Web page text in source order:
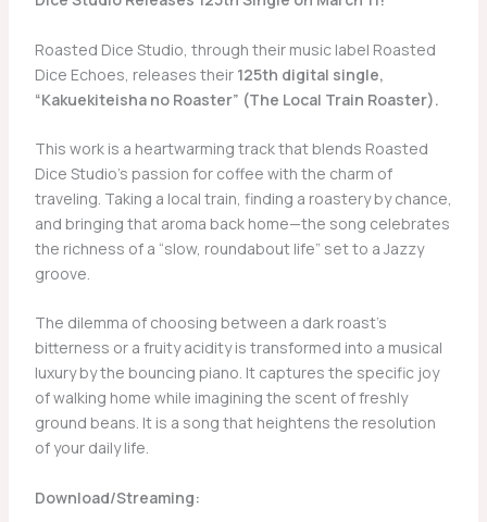
​Roasted Dice Studio, through their music label Roasted
Dice Echoes, releases their 125th digital single,
“Kakuekiteisha no Roaster” (The Local Train Roaster).
​This work is a heartwarming track that blends Roasted
Dice Studio’s passion for coffee with the charm of
traveling. Taking a local train, finding a roastery by chance,
and bringing that aroma back home—the song celebrates
the richness of a “slow, roundabout life” set to a Jazzy
groove.
​The dilemma of choosing between a dark roast’s
bitterness or a fruity acidity is transformed into a musical
luxury by the bouncing piano. It captures the specific joy
of walking home while imagining the scent of freshly
ground beans. It is a song that heightens the resolution
of your daily life.
Download/Streaming: